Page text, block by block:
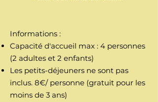
Informations :
​Capacité d'accueil max : 4 personnes
(2 adultes et 2 enfants)
Les petits-déjeuners ne sont pas
inclus. 8€/ personne (gratuit pour les
moins de 3 ans)